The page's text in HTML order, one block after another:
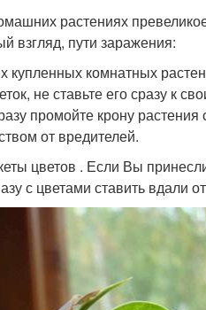
растениях
взгляд, пути заражения:
комнатных
не ставьте его сразу к
промойте крону
от вредителей.
цветов . Если Вы
с цветами ставить вдали